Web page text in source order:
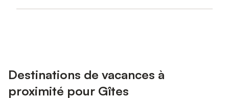
Destinations de vacances à
proximité pour Gîtes